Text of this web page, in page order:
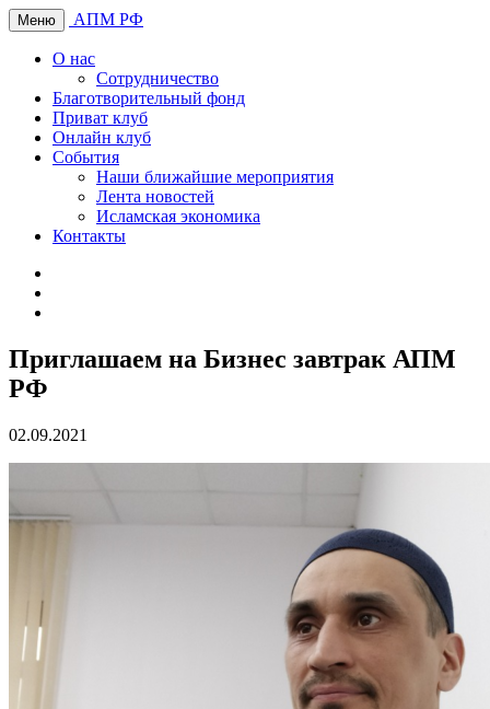
Меню АПМ РФ
О нас
Сотрудничество
Благотворительный фонд
Приват клуб
Онлайн клуб
События
Наши ближайшие мероприятия
Лента новостей
Исламская экономика
Контакты
Приглашаем на Бизнес завтрак АПМ
РФ
02.09.2021